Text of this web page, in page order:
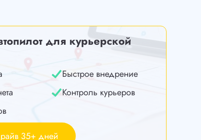
для курьерской
Быстрое внедрение
Контроль курьеров
35+ дней